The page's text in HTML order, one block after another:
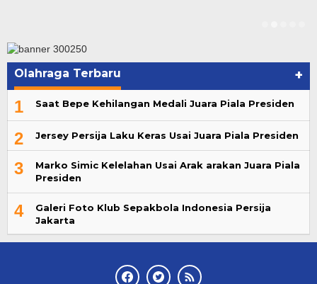
Olahraga Terbaru +
1 Saat Bepe Kehilangan Medali Juara Piala Presiden
2 Jersey Persija Laku Keras Usai Juara Piala Presiden
3
Marko Simic Kelelahan Usai Arak arakan Juara Piala
Presiden
4
Galeri Foto Klub Sepakbola Indonesia Persija
Jakarta